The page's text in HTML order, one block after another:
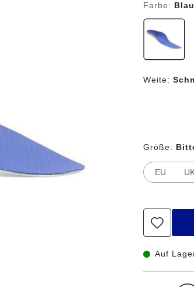
Farbe: Blau
Weite:
Größe:
EU
Auf